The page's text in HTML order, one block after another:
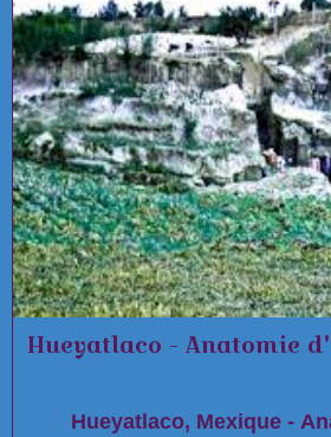
Hueyatlaco - Anatomie
Hueyatlaco, Mexique -